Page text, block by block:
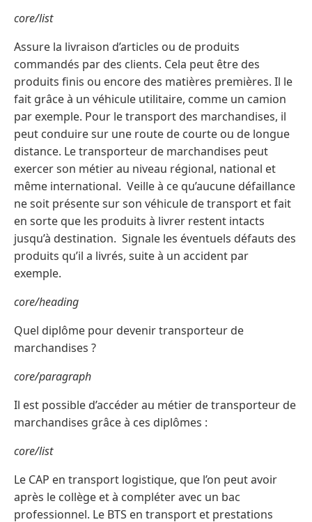
core/list
Assure la livraison d’articles ou de produits
commandés par des clients. Cela peut être des
produits finis ou encore des matières premières. Il le
fait grâce à un véhicule utilitaire, comme un camion
par exemple. Pour le transport des marchandises, il
peut conduire sur une route de courte ou de longue
distance. Le transporteur de marchandises peut
exercer son métier au niveau régional, national et
même international. Veille à ce qu’aucune défaillance
ne soit présente sur son véhicule de transport et fait
en sorte que les produits à livrer restent intacts
jusqu’à destination. Signale les éventuels défauts des
produits qu’il a livrés, suite à un accident par
exemple.
core/heading
Quel diplôme pour devenir transporteur de
marchandises ?
core/paragraph
Il est possible d’accéder au métier de transporteur de
marchandises grâce à ces diplômes :
core/list
Le CAP en transport logistique, que l’on peut avoir
après le collège et à compléter avec un bac
professionnel. Le BTS en transport et prestations